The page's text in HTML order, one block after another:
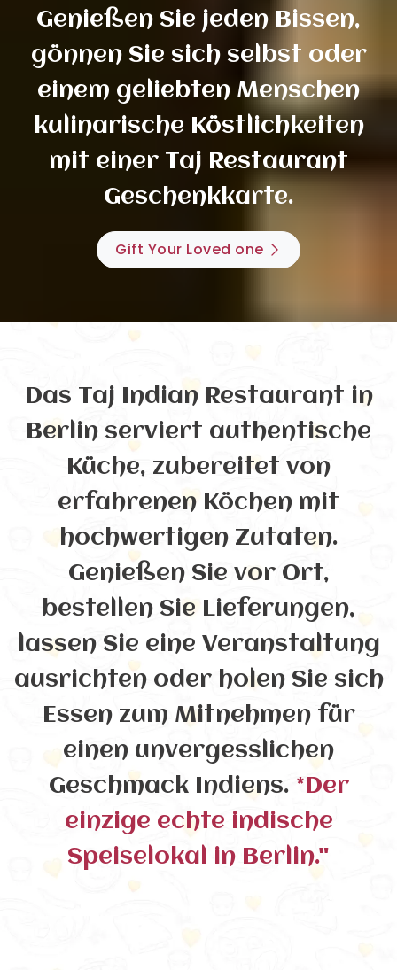
Genießen Sie jeden Bissen,
gönnen Sie sich selbst oder
einem geliebten Menschen
kulinarische Köstlichkeiten
mit einer Taj Restaurant
Geschenkkarte.
Gift Your Loved one
Das Taj Indian Restaurant in
Berlin serviert authentische
Küche, zubereitet von
erfahrenen Köchen mit
hochwertigen Zutaten.
Genießen Sie vor Ort,
bestellen Sie Lieferungen,
lassen Sie eine Veranstaltung
ausrichten oder holen Sie sich
Essen zum Mitnehmen für
einen unvergesslichen
Geschmack Indiens. *Der
einzige echte indische
Speiselokal in Berlin."